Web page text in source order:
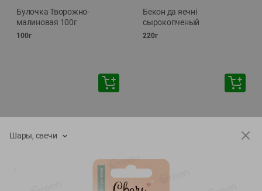
Булочка Творожно-
малиновая 100г
100г
Бекон да яечнi
сырокопченый
220г
Шары, свечи